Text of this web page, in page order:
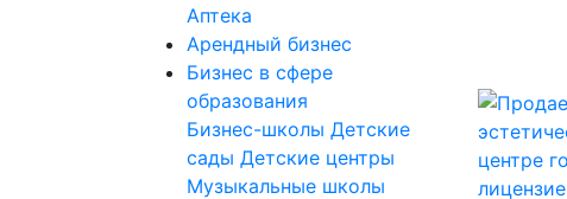
Аптека
Арендный бизнес
Бизнес в сфере
образования
Бизнес-школы Детские
сады Детские центры
Музыкальные школы